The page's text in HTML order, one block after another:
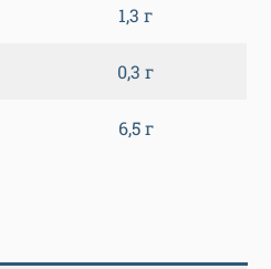
1,3 г
0,3 г
6,5 г